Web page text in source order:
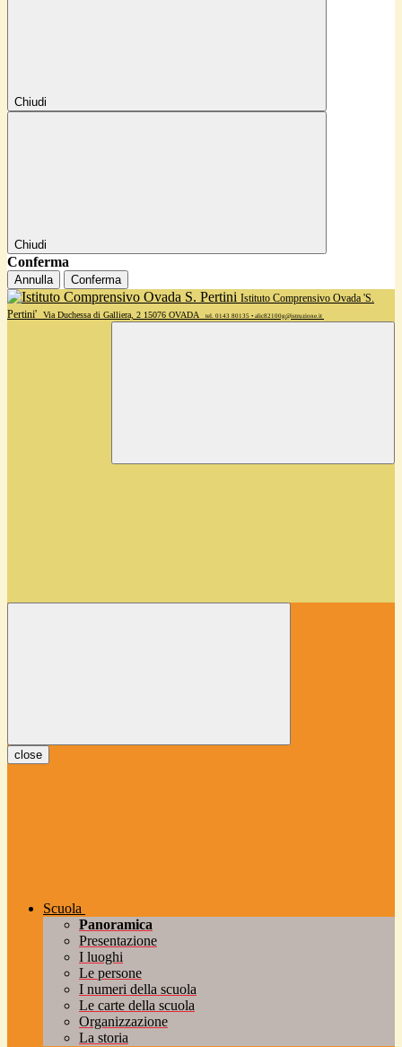
Chiudi
Chiudi
Conferma
Annulla Conferma
Istituto Comprensivo Ovada 'S.
Pertini'
Via Duchessa di Galliera, 2 15076 OVADA tel. 0143 80135 • alic82100g@istruzione.it
close
Scuola
Panoramica
Presentazione
I luoghi
Le persone
I numeri della scuola
Le carte della scuola
Organizzazione
La storia